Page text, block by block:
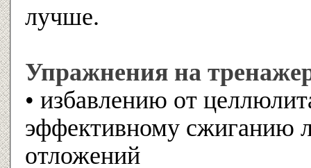
лучше.
Упражнения на
• избавлению от
эффективному сжиганию
отложений